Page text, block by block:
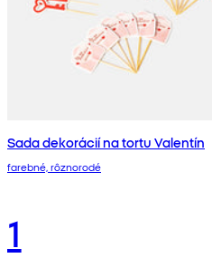
Sada dekorácií na tortu Valentín
farebné, rôznorodé
1